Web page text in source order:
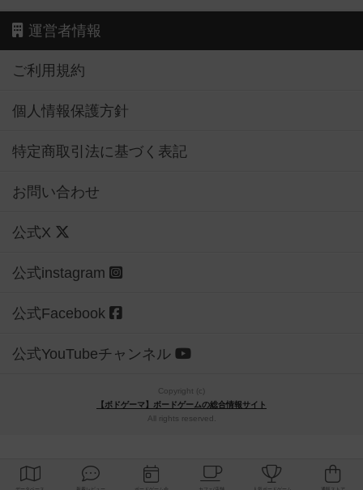
運営者情報
ご利用規約
個人情報保護方針
特定商取引法に基づく表記
お問い合わせ
公式X
公式instagram
公式Facebook
公式YouTubeチャンネル
Copyright (c)
【ボドゲーマ】ボードゲームの総合情報サイト
All rights reserved.